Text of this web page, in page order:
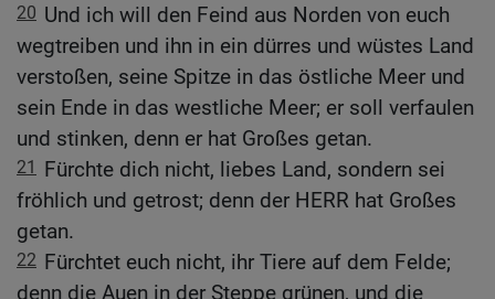
20 Und ich will den Feind aus Norden von euch
wegtreiben und ihn in ein dürres und wüstes Land
verstoßen, seine Spitze in das östliche Meer und
sein Ende in das westliche Meer; er soll verfaulen
und stinken, denn er hat Großes getan.
21 Fürchte dich nicht, liebes Land, sondern sei
fröhlich und getrost; denn der HERR hat Großes
getan.
22 Fürchtet euch nicht, ihr Tiere auf dem Felde;
denn die Auen in der Steppe grünen, und die